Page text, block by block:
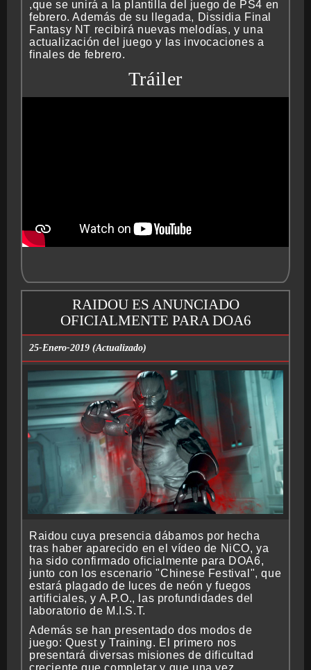
,que se unirá a la plantilla del juego de PS4 en
febrero. Además de su llegada, Dissidia Final
Fantasy NT recibirá nuevas melodías, y una
actualización del juego y las invocaciones a
finales de febrero.
Tráiler
RAIDOU ES ANUNCIADO
OFICIALMENTE PARA DOA6
25-Enero-2019 (Actualizado)
Raidou cuya presencia dábamos por hecha
tras haber aparecido en el vídeo de NiCO, ya
ha sido confirmado oficialmente para DOA6,
junto con los escenario "Chinese Festival", que
estará plagado de luces de neón y fuegos
artificiales, y A.P.O., las profundidades del
laboratorio de M.I.S.T.
Además se han presentado dos modos de
juego: Quest y Training. El primero nos
presentará diversas misiones de dificultad
creciente que completar y que una vez